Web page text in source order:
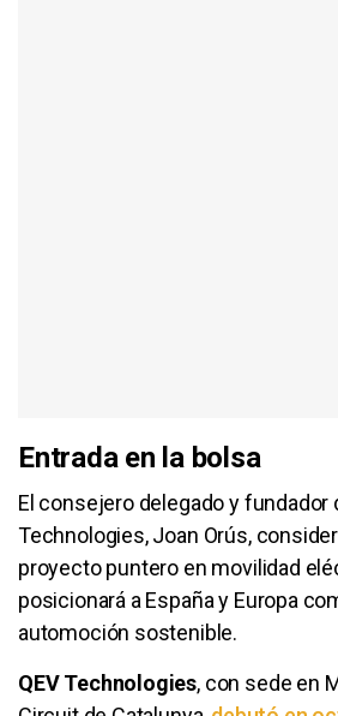
Entrada en la bolsa
El consejero delegado y fundador
Technologies, Joan Orús,
proyecto puntero en movilidad
posicionará a España y Europa
automoción sostenible.
QEV Technologies, con sede en